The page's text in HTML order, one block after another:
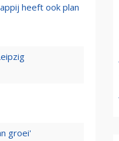
heeft ook plan
groei'